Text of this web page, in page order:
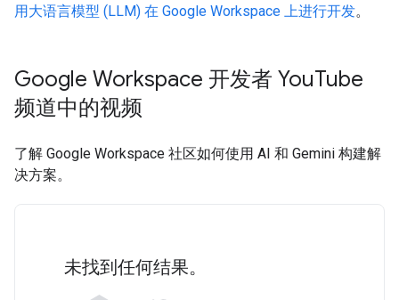
用大语言模型 (LLM) 在 Google Workspace 上进行开发。
Google Workspace 开发者 YouTube
频道中的视频
了解 Google Workspace 社区如何使用 AI 和 Gemini 构建解
决方案。
未找到任何结果。